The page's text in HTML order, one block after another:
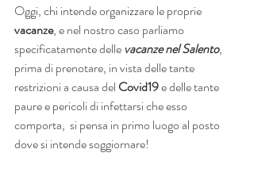
Oggi, chi intende organizzare le proprie
vacanze, e nel nostro caso parliamo
specificatamente delle vacanze nel Salento,
prima di prenotare, in vista delle tante
restrizioni a causa del Covid19 e delle tante
paure e pericoli di infettarsi che esso
comporta,  si pensa in primo luogo al posto
dove si intende soggiornare!